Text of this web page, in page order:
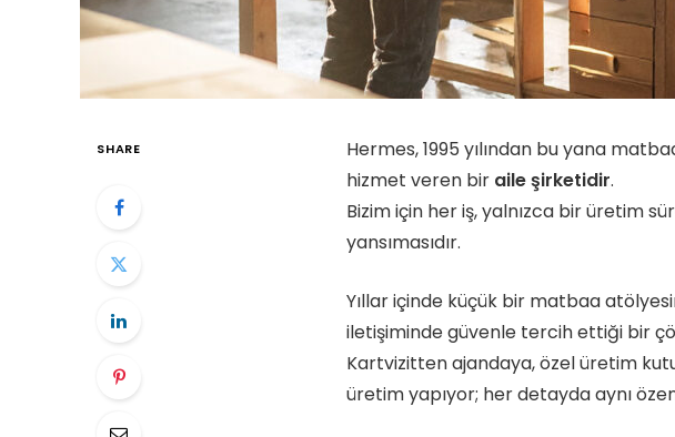
SHARE
Hermes, 1995 yılından bu yana
hizmet veren bir aile şirketidir.
Bizim için her iş, yalnızca bir üretim
yansımasıdır.
Yıllar içinde küçük bir matbaa
iletişiminde güvenle tercih ettiği bir
Kartvizitten ajandaya, özel üretim
üretim yapıyor; her detayda aynı